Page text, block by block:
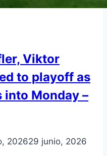
Viktor
to playoff as
into Monday –
202629 junio, 2026